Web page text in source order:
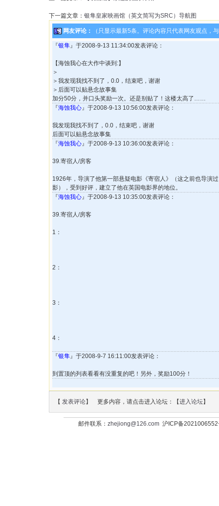
下一篇文章： 银隼皇家映画馆（英文简写为SRC）导航图
网友评论： （只显示最新5条。评论内容只代表网友观点，
『银隼』于2008-9-13 11:34:00发表评论：
【海蚀我心在大作中谈到:】
＞
＞我发现我找不到了，0.0，结束吧，谢谢
＞后面可以贴悬念故事集
加分50分，并口头奖励一次。还是别贴了！这楼太高了……
『海蚀我心』于2008-9-13 10:56:00发表评论：
我发现我找不到了，0.0，结束吧，谢谢
后面可以贴悬念故事集
『海蚀我心』于2008-9-13 10:36:00发表评论：
39.寄宿人/房客
1926年，导演了他第一部悬疑电影《寄宿人》（这之前也导演
影），受到好评，建立了他在英国电影界的地位。
『海蚀我心』于2008-9-13 10:35:00发表评论：
39.寄宿人/房客
1：
2：
3：
4：
『银隼』于2008-9-7 16:11:00发表评论：
到置顶的列表看看有没重复的吧！另外，奖励100分！
【 发表评论】 更多内容，请点击进入论坛：【进入论坛】
邮件联系： zhejiong@126.com沪ICP备